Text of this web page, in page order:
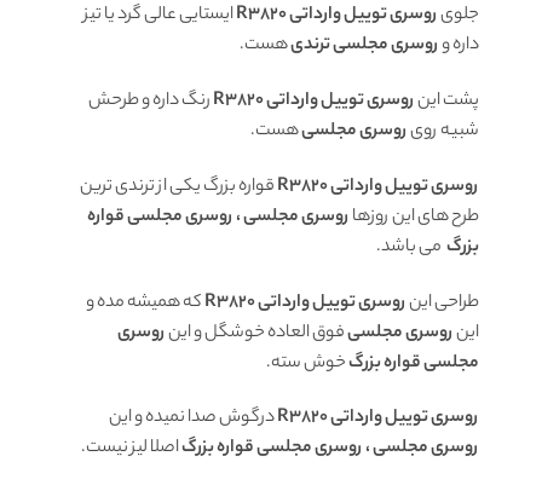
جلویروسری توییل وارداتی R3820
ایستایی عالی گرد یا تیز
داره وروسری مجلسی ترندیهست.
پشت اینروسری توییل وارداتی R3820
رنگ داره و طرحش
شبیه رویروسری مجلسیهست.
روسری توییل وارداتی R3820
قواره بزرگ یکی از ترندی ترین
طرح های این روزها روسری مجلسی ، روسری مجلسی قواره
بزرگ می باشد.
طراحی اینروسری توییل وارداتی R3820
که همیشه مده و
اینروسری مجلسیفوق العاده خوشگل و اینروسری
مجلسی قواره بزرگخوش سته.
روسری توییل وارداتی R3820
درگوش صدا نمیده و این
روسری مجلسی ، روسری مجلسی قواره بزرگاصلا لیز نیست.